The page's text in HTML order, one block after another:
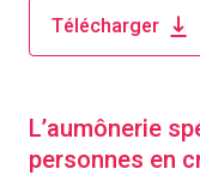
Télécharger
L’aumônerie
personnes en